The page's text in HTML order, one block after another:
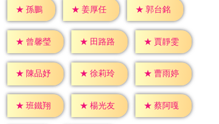
★ 孫鵬 ★ 姜厚任 ★ 郭台銘
★ 曾馨瑩 ★ 田路路 ★ 賈靜雯
★ 陳品妤 ★ 徐莉玲 ★ 曹雨婷
★ 班鐵翔 ★ 楊光友 ★ 蔡阿嘎